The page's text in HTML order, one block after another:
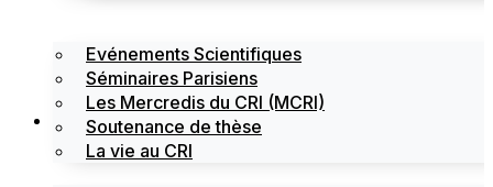
Evénements Scientifiques
Séminaires Parisiens
Les Mercredis du CRI (MCRI)
Soutenance de thèse
La vie au CRI
Emploi / stages